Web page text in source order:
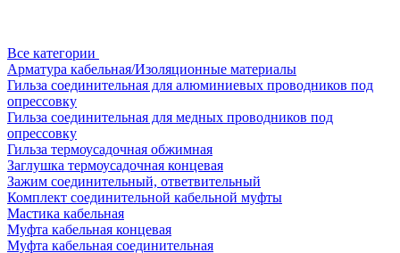
Все категории
Арматура кабельная/Изоляционные материалы
Гильза соединительная для алюминиевых проводников под
опрессовку
Гильза соединительная для медных проводников под
опрессовку
Гильза термоусадочная обжимная
Заглушка термоусадочная концевая
Зажим соединительный, ответвительный
Комплект соединительной кабельной муфты
Мастика кабельная
Муфта кабельная концевая
Муфта кабельная соединительная